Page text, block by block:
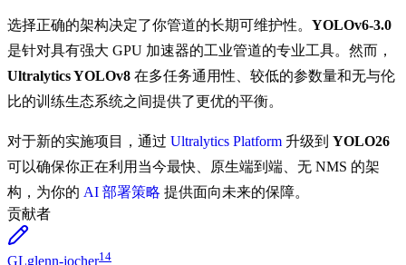
选择正确的架构决定了你管道的长期可维护性。 YOLOv6-3.0
是针对具有强大 GPU 加速器的工业管道的专业工具。然而，
Ultralytics YOLOv8 在多任务通用性、较低的参数量和无与伦
比的训练生态系统之间提供了更优的平衡。
对于新的实施项目，通过 Ultralytics Platform 升级到 YOLO26
可以确保你正在利用当今最快、原生端到端、无 NMS 的架
构，为你的 AI 部署策略 提供面向未来的保障。
贡献者
GLglenn-jocher14